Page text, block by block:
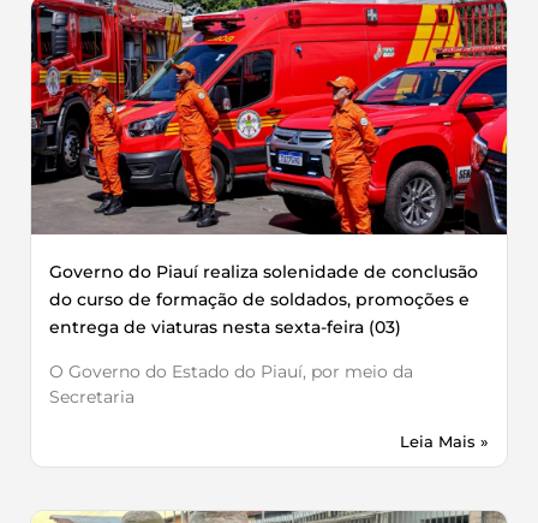
Governo do Piauí realiza solenidade de conclusão
do curso de formação de soldados, promoções e
entrega de viaturas nesta sexta-feira (03)
O Governo do Estado do Piauí, por meio da
Secretaria
Leia Mais »